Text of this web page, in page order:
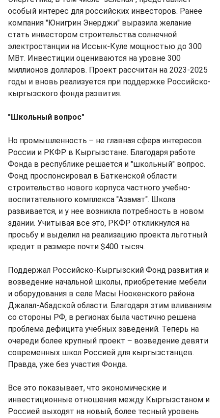
особый интерес для российских инвесторов. Ранее
компания "Юнигрин Энерджи" выразила желание
стать инвестором строительства солнечной
электростанции на Иссык-Куле мощностью до 300
МВт. Инвестиции оцениваются на уровне 300
миллионов долларов. Проект рассчитан на 2023-2025
годы и вновь реализуется при поддержке Российско-
кыргызского фонда развития.
"Школьный вопрос"
Но промышленность – не главная сфера интересов
России и РКФР в Кыргызстане. Благодаря работе
Фонда в республике решается и "школьный" вопрос.
Фонд проспонсировал в Баткенской области
строительство нового корпуса частного учебно-
воспитательного комплекса "Азамат". Школа
развивается, и у нее возникла потребность в новом
здании. Учитывая все это, РКФР откликнулся на
просьбу и выделил на реализацию проекта льготный
кредит в размере почти $400 тысяч.
Поддержал Российско-Кыргызский Фонд развития и
возведение начальной школы, приобретение мебели
и оборудования в селе Масы Ноокенского района
Джалал-Абадской области. Благодаря этим вливаниям
со стороны РФ, в регионах была частично решена
проблема дефицита учебных заведений. Теперь на
очереди более крупный проект – возведение девяти
современных школ Россией для кыргызстанцев.
Правда, уже без участия Фонда.
Все это показывает, что экономические и
инвестиционные отношения между Кыргызстаном и
Россией выходят на новый, более тесный уровень